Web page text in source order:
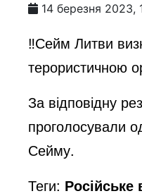
14 березня 2023,
‼️Сейм Литви
терористичною
За відповідну
проголосували
Сейму.
Теги: Російське